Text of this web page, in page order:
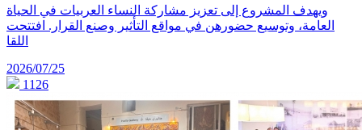
ويهدف المشروع إلى تعزيز مشاركة النساء العربيات في الحياة
العامة، وتوسيع حضورهن في مواقع التأثير وصنع القرار. افتتحت
اللقا
2026/07/25
1126